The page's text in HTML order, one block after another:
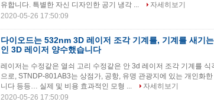
유합니다. 특별한 자신 디자인한 공기 냉각 ...
자세히보기
2020-05-26 17:50:09
다이오드는 532nm 3D 레이저 조각 기계를, 기계를 새기
인 3D 레이저 양수했습니다
레이저는 수정같은 열쇠 고리 수정같은 안 3d 레이저 조각 기계를
으로, STNDP-801AB3는 상점가, 공항, 유명 관광지에 있는 개인화
니다 등등… 실제 및 비용 효과적인 모형 ...
자세히보기
2020-05-26 17:50:09